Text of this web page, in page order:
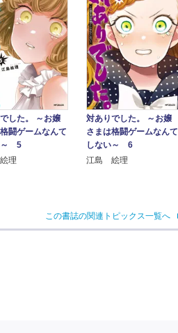
した。 ～お嬢
闘ゲームなんて
～ 5
理
対ありでした。 ～お嬢
さまは格闘ゲームなんて
しない～ 6
江島 絵理
この書誌の関連トピックス一覧へ